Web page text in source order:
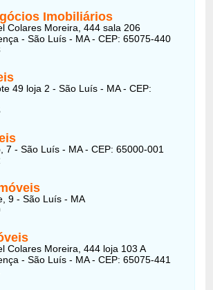
Imobiliários
Colares Moreira, 444 sala 206
- São Luís - MA - CEP: 65075-440
49 loja 2 - São Luís - MA - CEP:
7 - São Luís - MA - CEP: 65000-001
9 - São Luís - MA
Colares Moreira, 444 loja 103 A
- São Luís - MA - CEP: 65075-441